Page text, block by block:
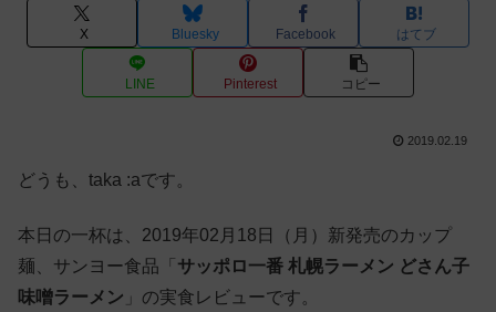
X Bluesky Facebook はてブ
LINE Pinterest コピー
2019.02.19
どうも、taka :aです。
本日の一杯は、2019年02月18日（月）新発売のカップ
麺、サンヨー食品「 サッポロ一番 札幌ラーメン どさん子
味噌ラーメン 」の実食レビューです。